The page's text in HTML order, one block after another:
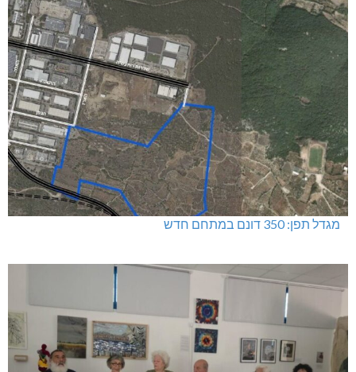
מגדל תפן: 350 דונם במתחם חדש